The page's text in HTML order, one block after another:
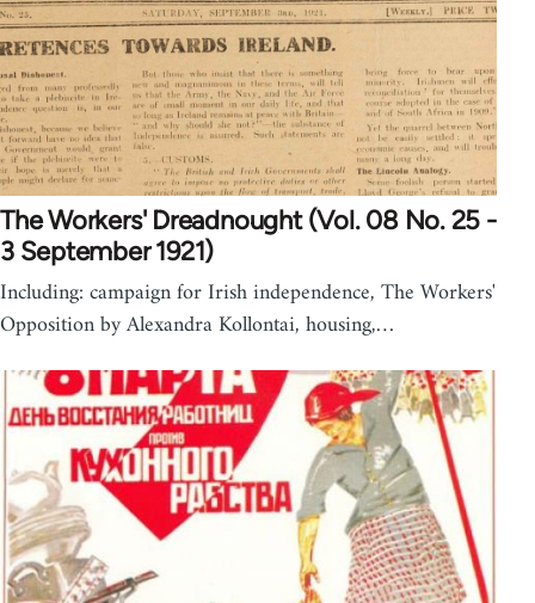
The Workers' Dreadnought (Vol. 08 No. 25 -
3 September 1921)
Including: campaign for Irish independence, The Workers'
Opposition by Alexandra Kollontai, housing,…